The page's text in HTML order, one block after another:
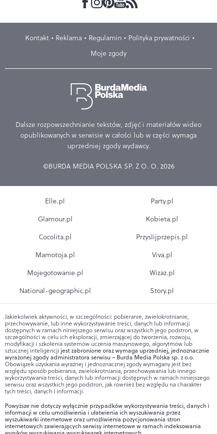
Kontakt Reklama Regulamin
Polityka prywatności
Moje zgody
Dalsze rozpowszechnianie tekstów, zdjęć i materiałów wideo
opublikowanych w serwisie w całości lub w części wymaga
uprzedniej zgody wydawcy.
©BURDA MEDIA POLSKA SP. Z O. O. 2026
Elle.pl
Glamour.pl
Cocolita.pl
Mamotoja.pl
Mojegotowanie.pl
National-geographic.pl
Party.pl
Kobieta.pl
Przyslijprzepis.pl
Viva.pl
Wizaz.pl
Story.pl
Jakiekolwiek aktywności, w szczególności: pobieranie, zwielokrotnianie,
przechowywanie, lub inne wykorzystywanie treści, danych lub informacji
dostępnych w ramach niniejszego serwisu oraz wszystkich jego podstron, w
szczególności w celu ich eksploracji, zmierzającej do tworzenia, rozwoju,
modyfikacji i szkolenia systemów uczenia maszynowego, algorytmów lub
sztucznej inteligencji jest zabronione oraz wymaga uprzedniej, jednoznacznie
wyrażonej zgody administratora serwisu – Burda Media Polska sp. z o.o.
Obowiązek uzyskania wyraźnej i jednoznacznej zgody wymagany jest bez
względu sposób pobierania, zwielokrotniania, przechowywania lub innego
wykorzystywania treści, danych lub informacji dostępnych w ramach niniejszego
serwisu oraz wszystkich jego podstron, jak również bez względu na charakter
tych treści, danych i informacji.
Powyższe nie dotyczy wyłącznie przypadków wykorzystywania treści, danych i
informacji w celu umożliwienia i ułatwienia ich wyszukiwania przez
wyszukiwarki internetowe oraz umożliwienia pozycjonowania stron
internetowych zawierających serwisy internetowe w ramach indeksowania